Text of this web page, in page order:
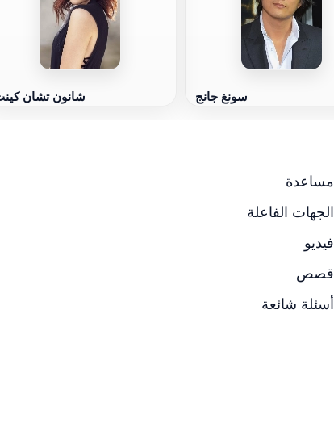
سونغ جانج شانون تشان
مساعدة
الجهات الفاعلة
فيديو
قصص
أسئلة شائعة